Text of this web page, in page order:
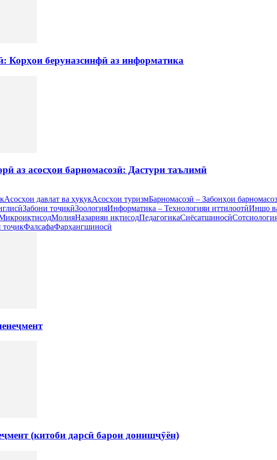
Корҳои беруназсинфӣ аз информатика
аз асосҳои барномасозӣ: Дастури таълимӣ
Асосҳои давлат ва ҳуқуқАсосҳои туризмБарномасозӣ – Забонҳои
Забони тоҷикӣЗоологияИнформатика – Технологияи иттилоотӣИншо
МолияНазарияи иқтисодПедагогикаСиёсатшиносӣ
тоҷикФалсафаФарҳангшиносӣ
(китоби дарсӣ барои донишҷӯён)